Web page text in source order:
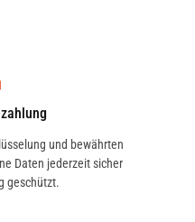
und bewährten
Daten jederzeit sicher
geschützt.